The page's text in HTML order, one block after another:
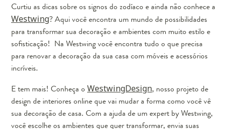
Curtiu as dicas sobre os signos do zodíaco e ainda não conhece a
Westwing? Aqui você encontra um mundo de possibilidades
para transformar sua decoração e ambientes com muito estilo e
sofisticação! Na Westwing você encontra tudo o que precisa
para renovar a decoração da sua casa com móveis e acessórios
incríveis.
E tem mais! Conheça o WestwingDesign, nosso projeto de
design de interiores online que vai mudar a forma como você vê
sua decoração de casa. Com a ajuda de um expert by Westwing,
você escolhe os ambientes que quer transformar, envia suas